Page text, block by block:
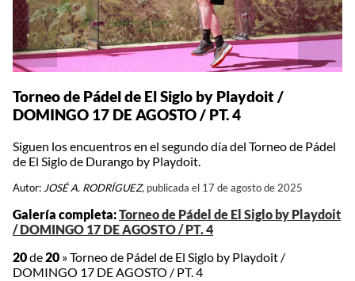
Torneo de Pádel de El Siglo by Playdoit /
DOMINGO 17 DE AGOSTO / PT. 4
Siguen los encuentros en el segundo día del Torneo de Pádel
de El Siglo de Durango by Playdoit.
Autor:JOSÉ A. RODRÍGUEZ, publicada el 17 de agosto de 2025
Galería completa:Torneo de Pádel de El Siglo by Playdoit
/ DOMINGO 17 DE AGOSTO / PT. 4
20de20 »Torneo de Pádel de El Siglo by Playdoit /
DOMINGO 17 DE AGOSTO / PT. 4